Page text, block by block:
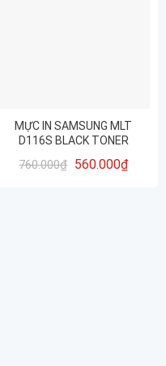
MỰC IN SAMSUNG MLT
D116S BLACK TONER
760.000₫ 560.000₫